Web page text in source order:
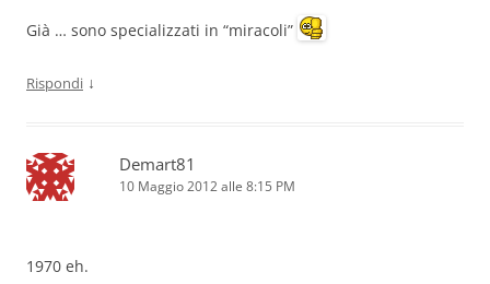
Già … sono specializzati in “miracoli”
Rispondi ↓
Demart81
10 Maggio 2012 alle 8:15 PM
1970 eh.